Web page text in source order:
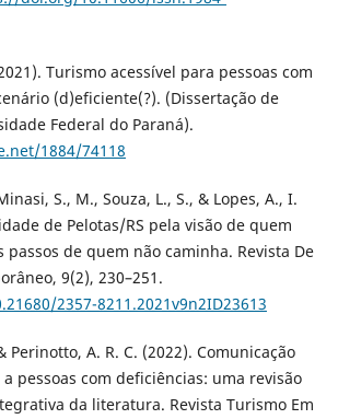
Turismo acessível para pessoas com
(d)eficiente(?). (Dissertação de
Federal do Paraná).
1884/74118
S., M., Souza, L., S., & Lopes, A., I.
de Pelotas/RS pela visão de quem
passos de quem não caminha. Revista De
9(2), 230–251.
2357-8211.2021v9n2ID23613
Perinotto, A. R. C. (2022). Comunicação
pessoas com deficiências: uma revisão
da literatura. Revista Turismo Em